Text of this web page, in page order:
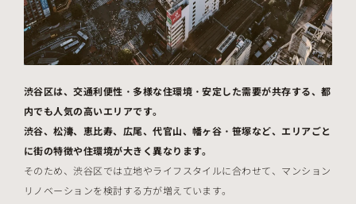
渋谷区は、交通利便性・多様な住環境・安定した需要が共存する、都
内でも人気の高いエリアです。
渋谷、松濤、恵比寿、広尾、代官山、幡ヶ谷・笹塚など、エリアごと
に街の特徴や住環境が大きく異なります。
そのため、渋谷区では立地やライフスタイルに合わせて、マンション
リノベーションを検討する方が増えています。